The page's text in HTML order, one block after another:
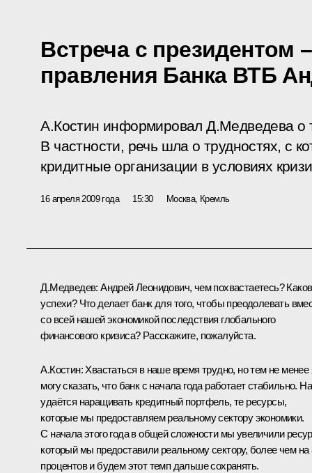
Встреча с президентом
правления Банка ВТБ
А.Костин информировал Д.Медведева о
В частности, речь шла о трудностях, с
кридитные организации в условиях
16 апреля 2009 года 15:30 Москва, Кремль
Д.Медведев: Андрей Леонидович, чем похвастаетесь?
успехи? Что делает банк для того, чтобы преодолевать
со всей нашей экономикой последствия глобального
финансового кризиса? Расскажите, пожалуйста.
А.Костин: Хвастаться в наше время трудно, но тем не менее
могу сказать, что банк с начала года работает стабильно.
удаётся наращивать кредитный портфель, те ресурсы,
которые мы предоставляем реальному сектору экономики.
С начала этого года в общей сложности мы увеличили
который мы предоставили реальному сектору, более чем на
процентов и будем этот темп дальше сохранять.